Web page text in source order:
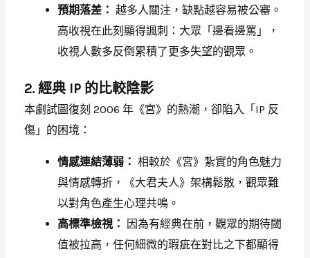
預期落差： 越多人關注，缺點越容易被公審。
高收視在此刻顯得諷刺：大眾「邊看邊罵」，
收視人數多反倒累積了更多失望的觀眾。
2. 經典 IP 的比較陰影
本劇試圖復刻 2006 年《宮》的熱潮，卻陷入「IP 反
傷」的困境：
情感連結薄弱： 相較於《宮》紮實的角色魅力
與情感轉折，《大君夫人》架構鬆散，觀眾難
以對角色產生心理共鳴。
高標準檢視：
因為有經典在前，觀眾的期待閾
值被拉高，任何細微的瑕疵在對比之下都顯得